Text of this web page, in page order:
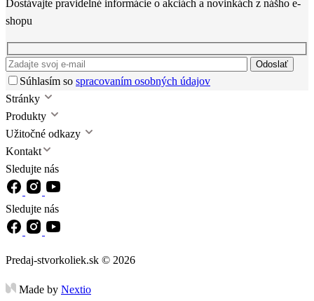
Dostávajte pravidelné informácie o akciách a novinkách z nášho e-
shopu
Odoslať
Súhlasím so spracovaním osobných údajov
Stránky
Produkty
Užitočné odkazy
Kontakt
Sledujte nás
Sledujte nás
Predaj-stvorkoliek.sk © 2026
Made by Nextio